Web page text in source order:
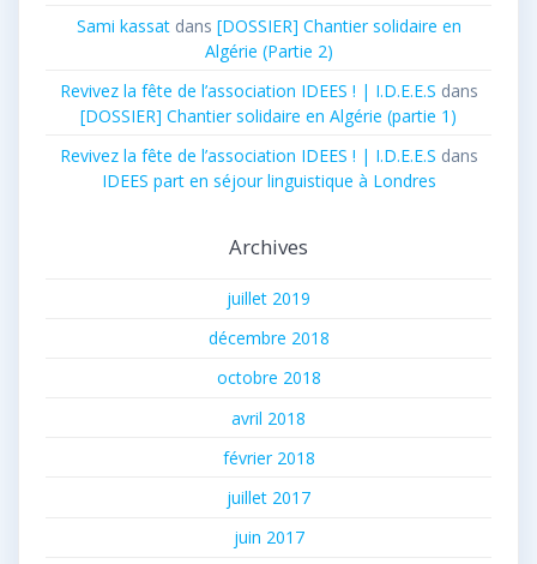
Sami kassatdans [DOSSIER] Chantier solidaire en
Algérie (Partie 2)
Revivez la fête de l’association IDEES ! | I.D.E.E.S dans
[DOSSIER] Chantier solidaire en Algérie (partie 1)
Revivez la fête de l’association IDEES ! | I.D.E.E.S dans
IDEES part en séjour linguistique à Londres
Archives
juillet 2019
décembre 2018
octobre 2018
avril 2018
février 2018
juillet 2017
juin 2017